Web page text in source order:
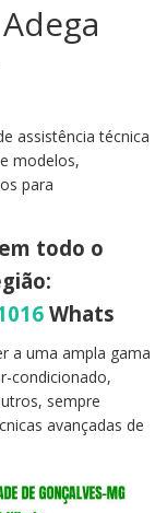
assistência técnica
modelos,
para
todo o
Whats
a uma ampla gama
condicionado,
sempre
avançadas de